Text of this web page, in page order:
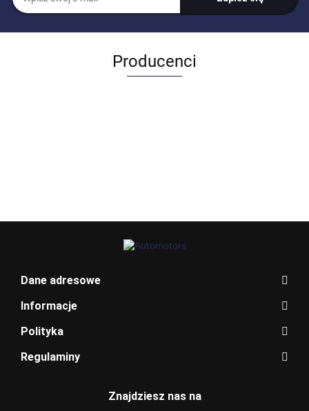
Producenci
BENTLEY
Dane adresowe
Informacje
Polityka
Regulaminy
Znajdziesz nas na